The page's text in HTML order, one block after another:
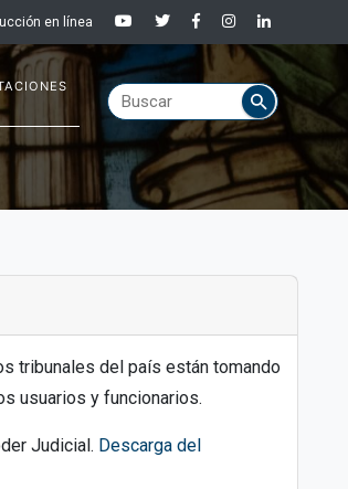
en línea
tribunales del país están tomando
usuarios y funcionarios.
Judicial. Descarga del